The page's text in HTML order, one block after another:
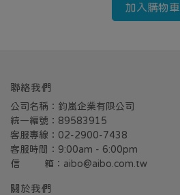
加入購物車
聯絡我們
公司名稱：鈞嵐企業有限公司
統一編號：89583915
客服專線：02-2900-7438
客服時間：9:00am - 6:00pm
信         箱：aibo@aibo.com.tw
關於我們